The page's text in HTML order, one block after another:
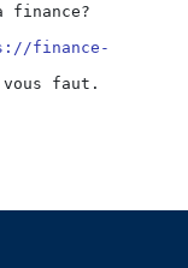
finance?
finance-
faut.